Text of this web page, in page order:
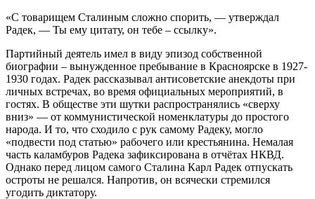
«С товарищем Сталиным сложно спорить, — утверждал
Радек, — Ты ему цитату, он тебе – ссылку».
Партийный деятель имел в виду эпизод собственной
биографии – вынужденное пребывание в Красноярске в 1927-
1930 годах. Радек рассказывал антисоветские анекдоты при
личных встречах, во время официальных мероприятий, в
гостях. В обществе эти шутки распространялись «сверху
вниз» — от коммунистической номенклатуры до простого
народа. И то, что сходило с рук самому Радеку, могло
«подвести под статью» рабочего или крестьянина. Немалая
часть каламбуров Радека зафиксирована в отчётах НКВД.
Однако перед лицом самого Сталина Карл Радек отпускать
остроты не решался. Напротив, он всячески стремился
угодить диктатору.